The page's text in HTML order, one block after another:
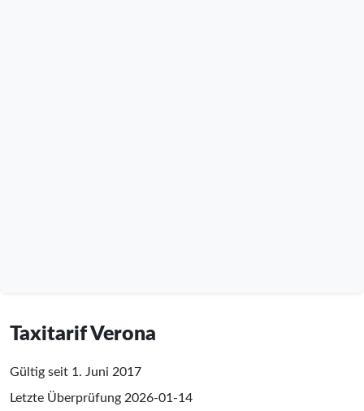
Taxitarif Verona
Gültig seit 1. Juni 2017
Letzte Überprüfung 2026-01-14